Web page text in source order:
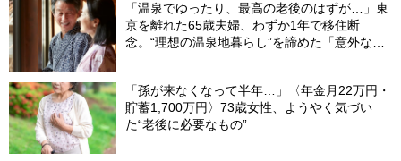
「温泉でゆったり、最高の老後のはずが…」東
京を離れた65歳夫婦、わずか1年で移住断
念。“理想の温泉地暮らし”を諦めた「意外な理
「孫が来なくなって半年…」〈年金月22万円・
貯蓄1,700万円〉73歳女性、ようやく気づい
た“老後に必要なもの”